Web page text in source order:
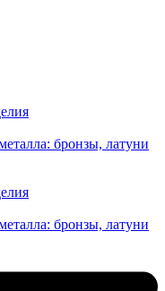
бронзы, латуни
бронзы, латуни